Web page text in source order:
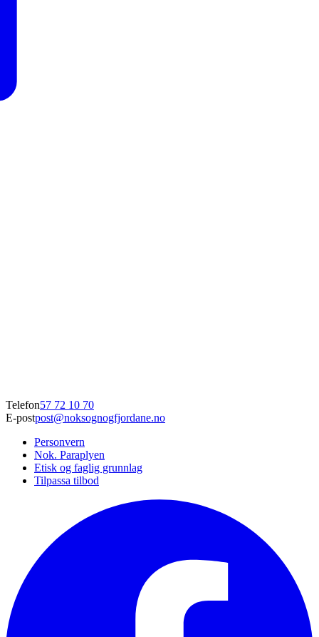
Telefon57 72 10 70
E-postpost@noksognogfjordane.no
Personvern
Nok. Paraplyen
Etisk og faglig grunnlag
Tilpassa tilbod